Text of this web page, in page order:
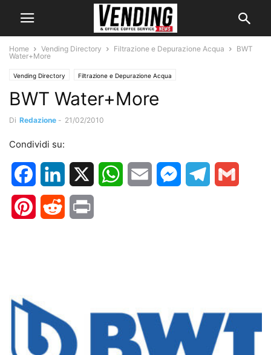
Home Vending Directory Filtrazione e Depurazione Acqua
BWT
Water+More
Vending Directory Filtrazione e Depurazione Acqua
BWT Water+More
Di Redazione - 21/02/2010
Condividi su:
FacebookLinkedIn WhatsApp
Email MessengerTelegram
PinterestReddit